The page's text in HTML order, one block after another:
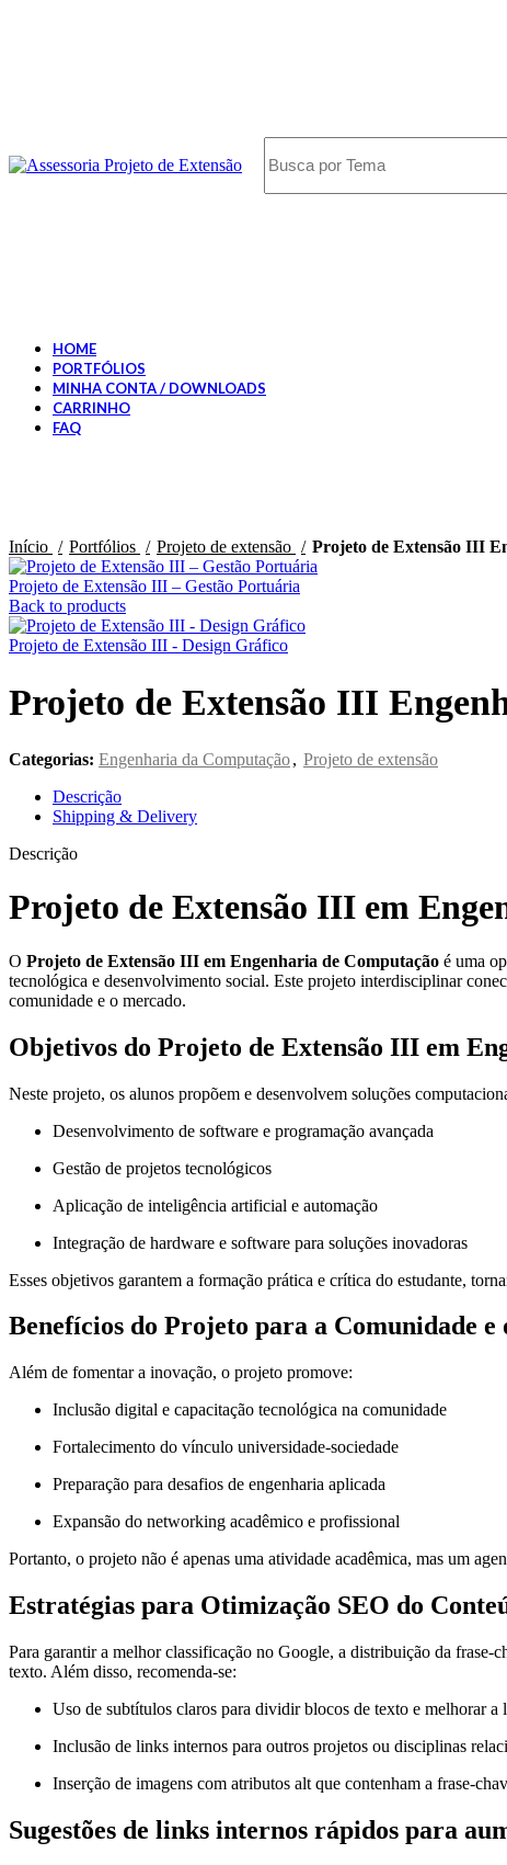
HOME
PORTFÓLIOS
MINHA CONTA / DOWNLOADS
CARRINHO
FAQ
Início Portfólios Projeto de extensão Projeto de Extensão III
Projeto de Extensão III – Gestão Portuária
Back to products
Projeto de Extensão III - Design Gráfico
Projeto de Extensão III
Categorias: Engenharia da Computação, Projeto de extensão
Descrição
Shipping & Delivery
Descrição
Projeto de Extensão III em
O Projeto de Extensão III em Engenharia de Computação é uma
tecnológica e desenvolvimento social. Este projeto interdisciplinar
comunidade e o mercado.
Objetivos do Projeto de Extensão III em
Neste projeto, os alunos propõem e desenvolvem soluções
Desenvolvimento de software e programação avançada
Gestão de projetos tecnológicos
Aplicação de inteligência artificial e automação
Integração de hardware e software para soluções inovadoras
Esses objetivos garantem a formação prática e crítica do estudante,
Benefícios do Projeto para a Comunidade e
Além de fomentar a inovação, o projeto promove:
Inclusão digital e capacitação tecnológica na comunidade
Fortalecimento do vínculo universidade-sociedade
Preparação para desafios de engenharia aplicada
Expansão do networking acadêmico e profissional
Portanto, o projeto não é apenas uma atividade acadêmica, mas um
Estratégias para Otimização SEO do
Para garantir a melhor classificação no Google, a distribuição da frase-
texto. Além disso, recomenda-se:
Uso de subtítulos claros para dividir blocos de texto e melhorar a
Inclusão de links internos para outros projetos ou disciplinas
Inserção de imagens com atributos alt que contenham a frase-
Sugestões de links internos rápidos para